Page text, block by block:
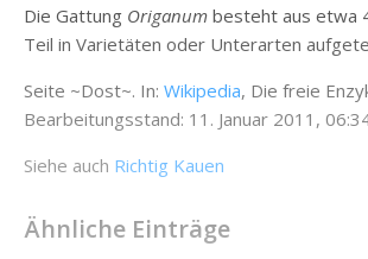
Die Gattung Origanum besteht aus etwa
Teil in Varietäten oder Unterarten
Seite ~Dost~. In: Wikipedia, Die freie
Bearbeitungsstand: 11. Januar 2011,
Siehe auch Richtig Kauen
Ähnliche Einträge